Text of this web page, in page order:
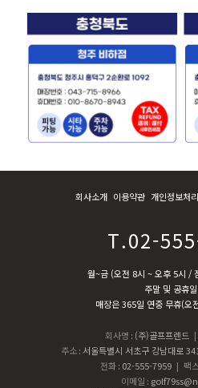
회사소개 이용약관 개인정보처
T.02-
월~금 (오전 8시 ~ 오후 5시 /
주말 및 공휴
매장은 365일 연중 무휴(오
회사명 : (주)골프프렌드
주소 : 서울특별시 서초구 강남대로
전화 : 02-555-7959 | 팩스
이메일 :